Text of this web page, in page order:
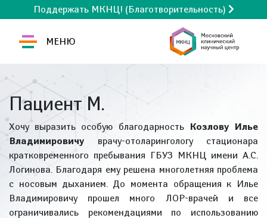
Поддержать МКНЦ! (Благотворительность)
МЕНЮ
Пациент М.
Хочу выразить особую благодарность Козлову Илье
Владимировичу врачу-отоларингологу стационара
кратковременного пребывания ГБУЗ МКНЦ имени А.С.
Логинова. Благодаря ему решена многолетняя проблема
с носовым дыханием. До момента обращения к Илье
Владимировичу прошел много ЛОР-врачей и все
ограничивались рекомендациями по использованию